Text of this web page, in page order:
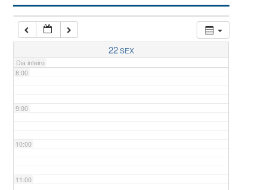
22SEX
Dia inteiro
7:00
8:00
9:00
10:00
11:00